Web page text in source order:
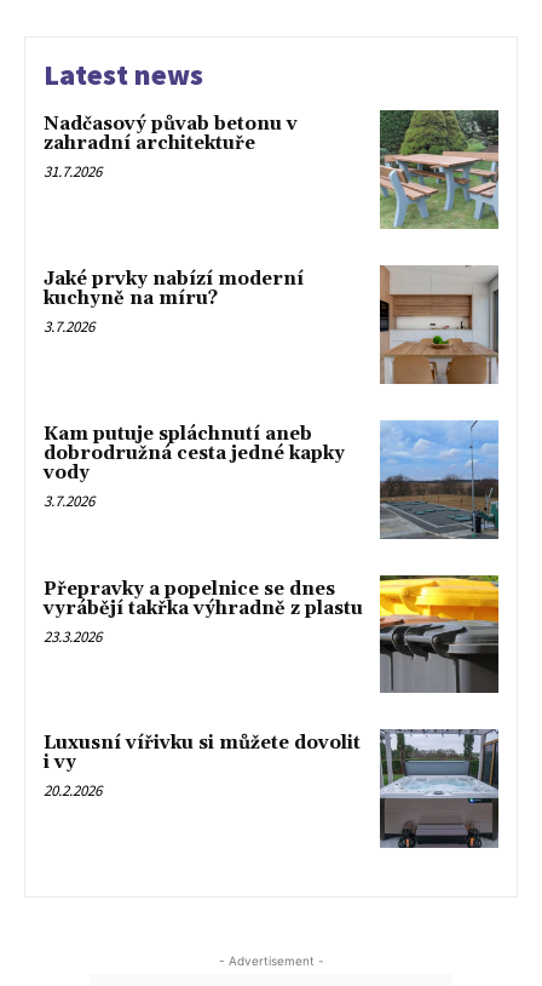
Latest news
Nadčasový půvab betonu v
zahradní architektuře
31.7.2026
Jaké prvky nabízí moderní
kuchyně na míru?
3.7.2026
Kam putuje spláchnutí aneb
dobrodružná cesta jedné kapky
vody
3.7.2026
Přepravky a popelnice se dnes
vyrábějí takřka výhradně z plastu
23.3.2026
Luxusní vířivku si můžete dovolit
i vy
20.2.2026
- Advertisement -